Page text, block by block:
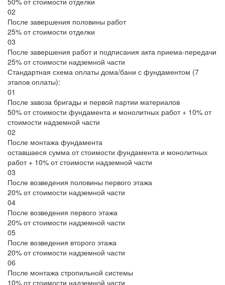
02
После завершения половины работ
25% от стоимости отделки
03
После завершения работ и подписания акта приема-передачи
25% от стоимости надземной части
Стандартная схема оплаты дома/бани с фундаментом (7
этапов оплаты):
01
После завоза бригады и первой партии материалов
50% от стоимости фундамента и монолитных работ + 10% от
стоимости надземной части
02
После монтажа фундамента
оставшаеся сумма от стоимости фундамента и монолитных
работ + 10% от стоимости надземной части
03
После возведения половины первого этажа
20% от стоимости надземной части
04
После возведения первого этажа
20% от стоимости надземной части
05
После возведения второго этажа
20% от стоимости надземной части
06
После монтажа стропильной системы
10% от стоимости надземной части